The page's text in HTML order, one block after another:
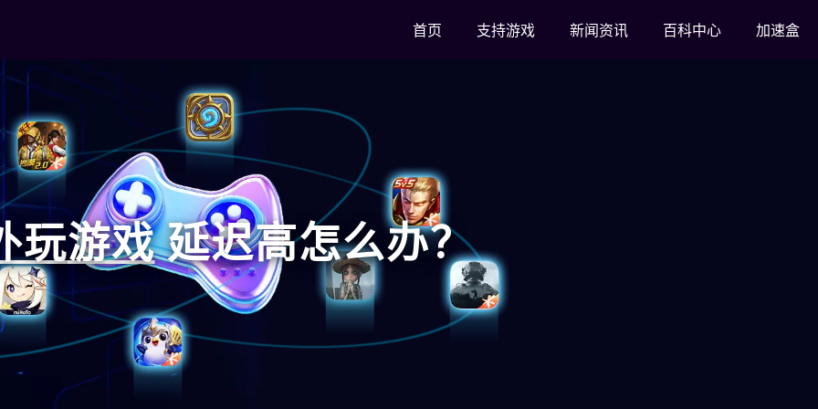
首页 支持游戏 新闻资讯 百科中心 加速盒
玩游戏 延迟高怎么办？